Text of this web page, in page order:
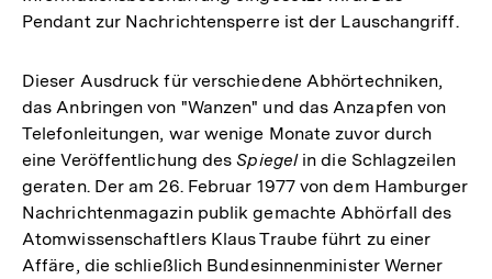
Pendant zur Nachrichtensperre ist der Lauschangriff.
Dieser Ausdruck für verschiedene Abhörtechniken,
das Anbringen von "Wanzen" und das Anzapfen von
Telefonleitungen, war wenige Monate zuvor durch
eine Veröffentlichung desSpiegelin die Schlagzeilen
geraten. Der am 26. Februar 1977 von dem Hamburger
Nachrichtenmagazin publik gemachte Abhörfall des
Atomwissenschaftlers Klaus Traube führt zu einer
Affäre, die schließlich Bundesinnenminister Werner